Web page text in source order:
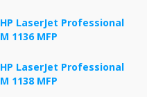
HP LaserJet Professional
M 1136 MFP
HP LaserJet Professional
M 1138 MFP